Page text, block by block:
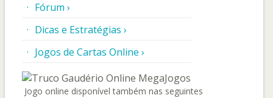
Fórum ›
Dicas e Estratégias ›
Jogos de Cartas Online ›
Jogo online disponível também nas seguintes